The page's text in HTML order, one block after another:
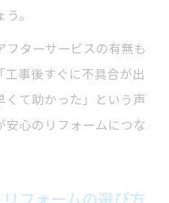
。
フターサービスの有無も
事後すぐに不具合が出
て助かった」という声
心のリフォームにつな